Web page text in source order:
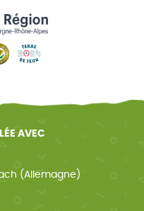
AVEC
(Allemagne)